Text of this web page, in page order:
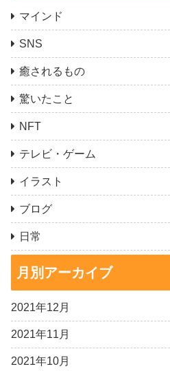
マインド
SNS
癒されるもの
驚いたこと
NFT
テレビ・ゲーム
イラスト
ブログ
日常
月別アーカイブ
2021年12月
2021年11月
2021年10月